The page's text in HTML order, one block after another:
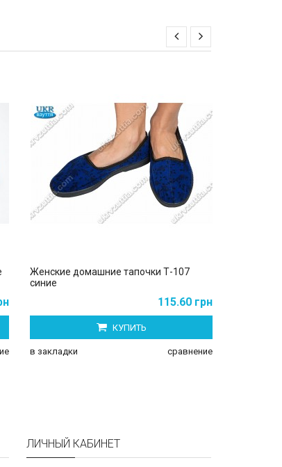
Женские домашние тапочки Т-107
синие
115.60 грн
КУПИТЬ
в закладки сравнение
ЛИЧНЫЙ КАБИНЕТ